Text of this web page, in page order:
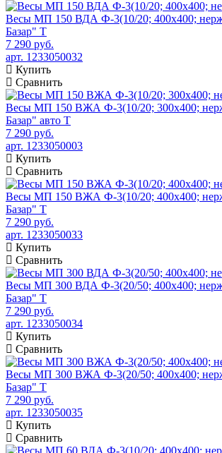
Весы МП 150 ВДА Ф-3(10/20; 400х400;
Базар" Т
7 290 руб.
арт. 1233050032
Купить
Сравнить
Весы МП 150 ВЖА Ф-3(10/20; 300х400;
Базар" авто Т
7 290 руб.
арт. 1233050003
Купить
Сравнить
Весы МП 150 ВЖА Ф-3(10/20; 400х400;
Базар" Т
7 290 руб.
арт. 1233050033
Купить
Сравнить
Весы МП 300 ВДА Ф-3(20/50; 400х400;
Базар" Т
7 290 руб.
арт. 1233050034
Купить
Сравнить
Весы МП 300 ВЖА Ф-3(20/50; 400х400;
Базар" Т
7 290 руб.
арт. 1233050035
Купить
Сравнить